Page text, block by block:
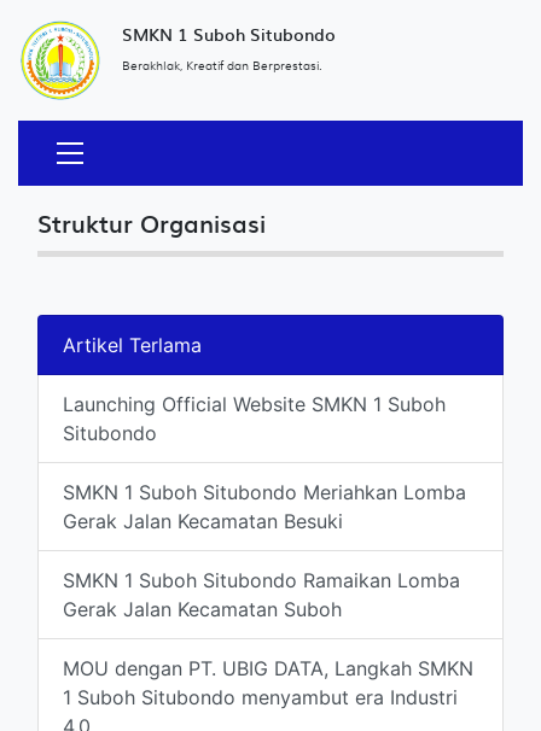
SMKN 1 Suboh Situbondo
Berakhlak, Kreatif dan Berprestasi.
Struktur Organisasi
Artikel Terlama
Launching Official Website SMKN 1 Suboh
Situbondo
SMKN 1 Suboh Situbondo Meriahkan Lomba
Gerak Jalan Kecamatan Besuki
SMKN 1 Suboh Situbondo Ramaikan Lomba
Gerak Jalan Kecamatan Suboh
MOU dengan PT. UBIG DATA, Langkah SMKN
1 Suboh Situbondo menyambut era Industri
4.0